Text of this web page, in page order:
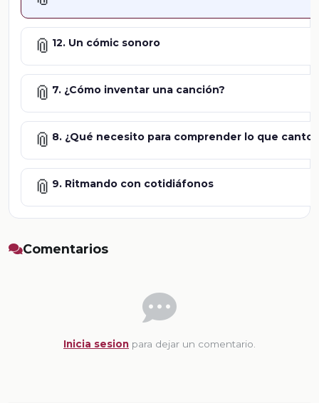
📎 12. Un cómic sonoro
📎 7. ¿Cómo inventar una canción?
📎 8. ¿Qué necesito para comprender lo que canto?
📎 9. Ritmando con cotidiáfonos
Comentarios
Inicia sesion para dejar un comentario.